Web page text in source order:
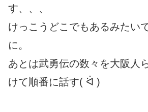
す、、、
けっこうどこでもあるみたい
に。
あとは武勇伝の数々を大阪人
けて順番に話す( ᐛ )